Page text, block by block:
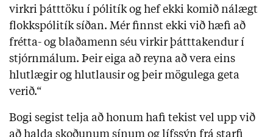
virkri þátttöku í pólitík og hef ekki komið nálægt
flokkspólitík síðan. Mér finnst ekki við hæfi að
frétta- og blaðamenn séu virkir þátttakendur í
stjórnmálum. Þeir eiga að reyna að vera eins
hlutlægir og hlutlausir og þeir mögulega geta
verið.“
Bogi segist telja að honum hafi tekist vel upp við
að halda skoðunum sínum og lífssýn frá starfi